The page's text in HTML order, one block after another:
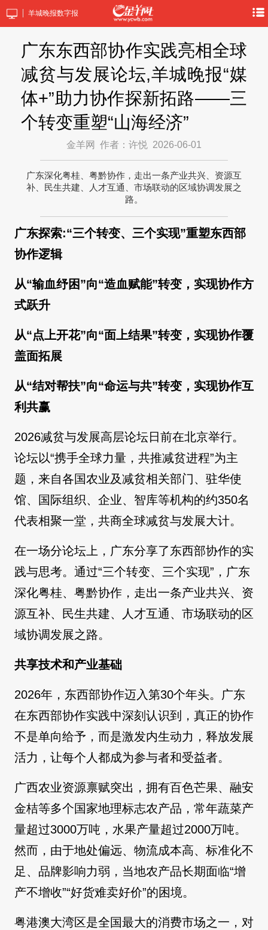
羊城晚报数字报
广东东西部协作实践亮相全球
减贫与发展论坛,羊城晚报“媒
体+”助力协作探新拓路——三
个转变重塑“山海经济”
金羊网 作者：许悦 2026-06-01
广东深化粤桂、粤黔协作，走出一条产业共兴、资源互
补、民生共建、人才互通、市场联动的区域协调发展之
路。
广东探索:“三个转变、三个实现”重塑东西部
协作逻辑
从“输血纾困”向“造血赋能”转变，实现协作方
式跃升
从“点上开花”向“面上结果”转变，实现协作覆
盖面拓展
从“结对帮扶”向“命运与共”转变，实现协作互
利共赢
2026减贫与发展高层论坛日前在北京举行。
论坛以“携手全球力量，共推减贫进程”为主
题，来自各国农业及减贫相关部门、驻华使
馆、国际组织、企业、智库等机构的约350名
代表相聚一堂，共商全球减贫与发展大计。
在一场分论坛上，广东分享了东西部协作的实
践与思考。通过“三个转变、三个实现”，广东
深化粤桂、粤黔协作，走出一条产业共兴、资
源互补、民生共建、人才互通、市场联动的区
域协调发展之路。
共享技术和产业基础
2026年，东西部协作迈入第30个年头。广东
在东西部协作实践中深刻认识到，真正的协作
不是单向给予，而是激发内生动力，释放发展
活力，让每个人都成为参与者和受益者。
广西农业资源禀赋突出，拥有百色芒果、融安
金桔等多个国家地理标志农产品，常年蔬菜产
量超过3000万吨，水果产量超过2000万吨。
然而，由于地处偏远、物流成本高、标准化不
足、品牌影响力弱，当地农产品长期面临“增
产不增收”“好货难卖好价”的困境。
粤港澳大湾区是全国最大的消费市场之一，对